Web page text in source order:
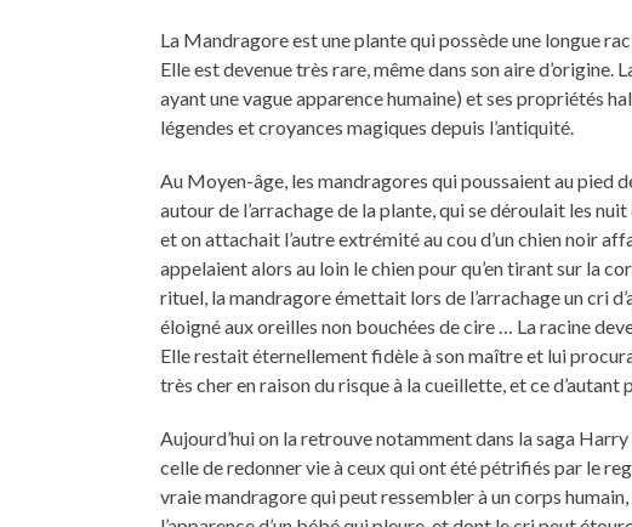
La Mandragore est une plante qui possède une longue
Elle est devenue très rare, même dans son aire d’origine.
ayant une vague apparence humaine) et ses propriétés
légendes et croyances magiques depuis l’antiquité.
Au Moyen-âge, les mandragores qui poussaient au
autour de l’arrachage de la plante, qui se déroulait les
et on attachait l’autre extrémité au cou d’un chien noir
appelaient alors au loin le chien pour qu’en tirant sur la
rituel, la mandragore émettait lors de l’arrachage un cri
éloigné aux oreilles non bouchées de cire … La racine
Elle restait éternellement fidèle à son maître et lui
très cher en raison du risque à la cueillette, et ce
Aujourd’hui on la retrouve notamment dans la saga
celle de redonner vie à ceux qui ont été pétrifiés par le
vraie mandragore qui peut ressembler à un corps